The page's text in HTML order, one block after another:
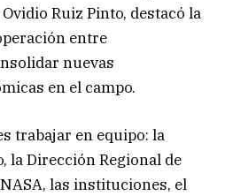
Ruiz Pinto, destacó la
entre
nuevas
en el campo.
trabajar en equipo: la
la Dirección Regional de
las instituciones, el